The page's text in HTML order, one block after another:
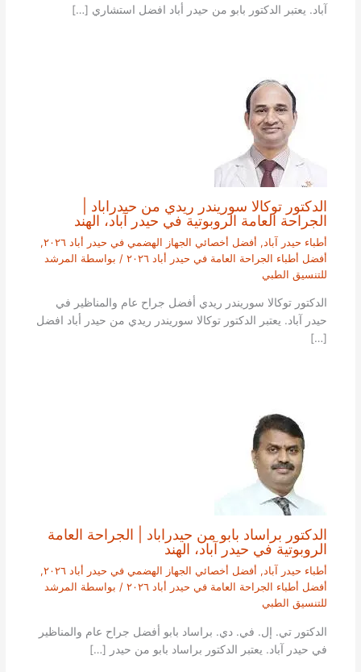
آباد. يعتبر الدكتور بابو من حيدر أباد افضل استشاري […]
الدكتور توكالا سوريندر ريدي من حيدراباد |
الجراحة العامة الروبوتية في حيدر آباد، الهند
أطباء حيدر آباد , أفضل أخصائي الجهاز الهضمي في حيدر أباد ٢٠٢٦
,
أفضل أطباء الجراحة العامة في حيدر أباد ٢٠٢٦
/ بواسطة المرشد
للتنسيق الطبي
الدكتور توكالا سوريندر ريدي أفضل جراح عام والمناظير في
حيدر آباد. يعتبر الدكتور توكالا سوريندر ريدي من حيدر أباد افضل
[…]
الدكتور براساد بابو من حيدراباد | الجراحة العامة
الروبوتية في حيدر آباد، الهند
أطباء حيدر آباد, أفضل أخصائي الجهاز الهضمي في حيدر أباد ٢٠٢٦
,
أفضل أطباء الجراحة العامة في حيدر أباد ٢٠٢٦
/ بواسطة المرشد
للتنسيق الطبي
الدكتور تي. إل. في. دي. براساد بابو أفضل جراح عام والمناظير
في حيدر آباد. يعتبر الدكتور براساد بابو من حيدر […]